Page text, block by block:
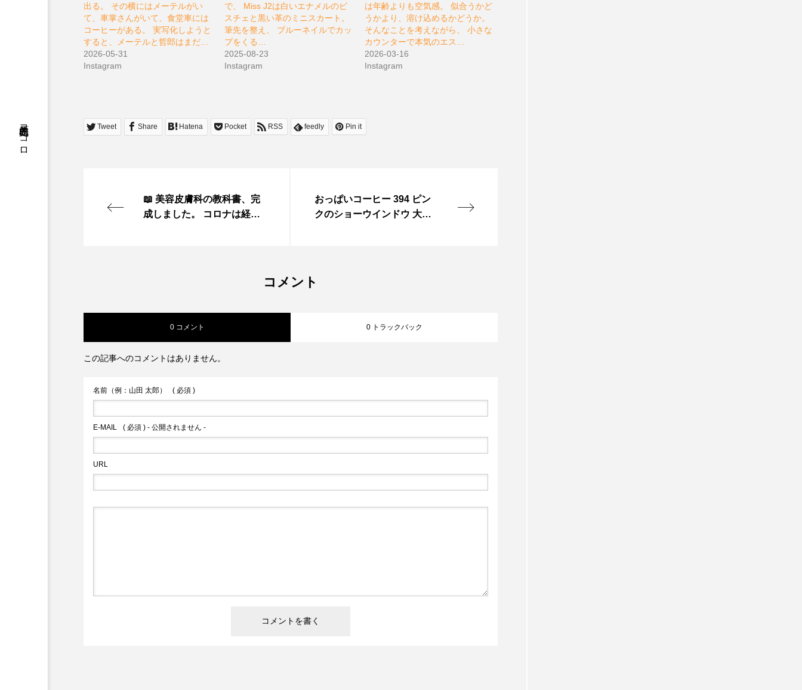
松原充久的ココロ
出る。 その横にはメーテルがい
て、車掌さんがいて、食堂車には
コーヒーがある。 実写化しようと
すると、メーテルと哲郎はまだ…
2026-05-31
Instagram
で、 Miss J2は白いエナメルのビ
スチェと黒い革のミニスカート。
筆先を整え、 ブルーネイルでカッ
プをくる…
2025-08-23
Instagram
は年齢よりも空気感。 似合うかど
うかより、溶け込めるかどうか。
そんなことを考えながら、 小さな
カウンターで本気のエス…
2026-03-16
Instagram
Tweet Share Hatena Pocket RSS feedly Pin it
📖 美容皮膚科の教科書、完
成しました。 コロナは経済
科の広告制作の仕事を…
おっぱいコーヒー 394 ピン
クのショーウインドウ 大
が鮮やかだっ…
コメント
0 コメント 0 トラックバック
この記事へのコメントはありません。
名前（例：山田 太郎） ( 必須 )
E-MAIL ( 必須 ) - 公開されません -
URL